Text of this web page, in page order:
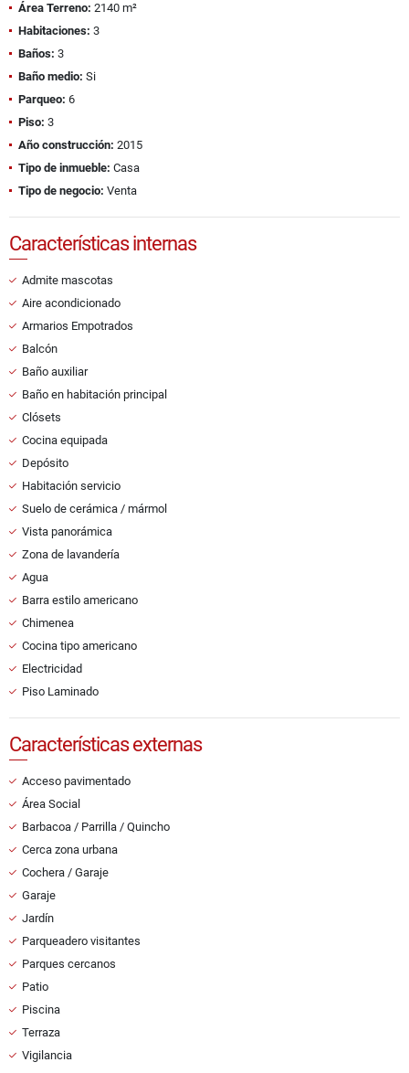
Área Terreno: 2140 m²
Habitaciones: 3
Baños: 3
Baño medio: Si
Parqueo: 6
Piso: 3
Año construcción: 2015
Tipo de inmueble: Casa
Tipo de negocio: Venta
Características internas
Admite mascotas
Aire acondicionado
Armarios Empotrados
Balcón
Baño auxiliar
Baño en habitación principal
Clósets
Cocina equipada
Depósito
Habitación servicio
Suelo de cerámica / mármol
Vista panorámica
Zona de lavandería
Agua
Barra estilo americano
Chimenea
Cocina tipo americano
Electricidad
Piso Laminado
Características externas
Acceso pavimentado
Área Social
Barbacoa / Parrilla / Quincho
Cerca zona urbana
Cochera / Garaje
Garaje
Jardín
Parqueadero visitantes
Parques cercanos
Patio
Piscina
Terraza
Vigilancia